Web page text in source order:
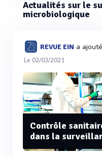
Actualités sur le
microbiologique
REVUE EIN a
Le 02/03/2021
Contrôle
dans la